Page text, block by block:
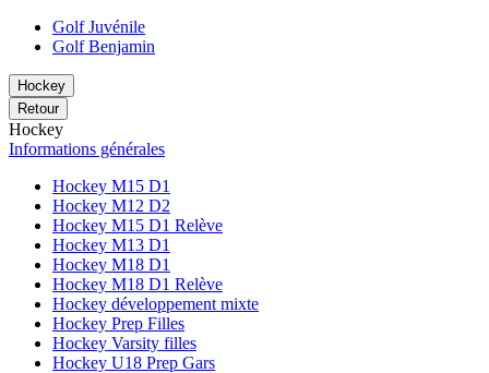
Golf Juvénile
Golf Benjamin
Hockey
Retour
Hockey
Informations générales
Hockey M15 D1
Hockey M12 D2
Hockey M15 D1 Relève
Hockey M13 D1
Hockey M18 D1
Hockey M18 D1 Relève
Hockey développement mixte
Hockey Prep Filles
Hockey Varsity filles
Hockey U18 Prep Gars